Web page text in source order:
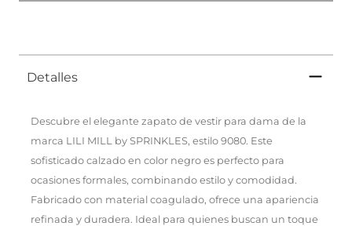
Detalles
Descubre el elegante zapato de vestir para dama de la
marca LILI MILL by SPRINKLES, estilo 9080. Este
sofisticado calzado en color negro es perfecto para
ocasiones formales, combinando estilo y comodidad.
Fabricado con material coagulado, ofrece una apariencia
refinada y duradera. Ideal para quienes buscan un toque